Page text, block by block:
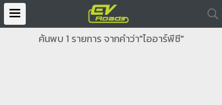
ค้นพบ 1 รายการ จากคำว่า"ไออาร์พีซี"